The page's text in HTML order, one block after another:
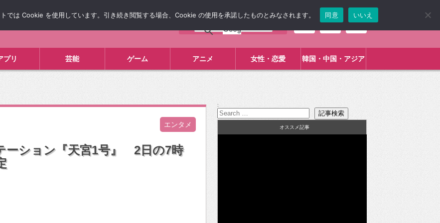
プリ 芸能 ゲーム アニメ 女性・恋愛 韓国・中国・アジア
エンタメ
ーション『天宮1号』 2日の7時
:
オススメ記事
では Cookie を使用しています。引き続き閲覧する場合、Cookie の使用を承諾したものとみなされます。 同意 いいえ